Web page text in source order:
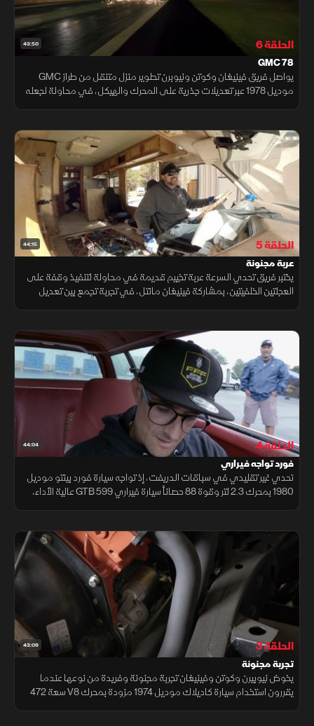
43:50 الحلقة 6
GMC 78
يواصل فريق فينيغان وكوتن ونيوبرن تطوير منزل متنقل من طراز GMC
موديل 1978 عبر تعديلات جذرية على المحرك والهيكل، في محاولة لجعله
44:15 الحلقة 5
عربة مجنونة
يختبر فريق تحدي السرعة عربة تخييم قديمة في محاولة لتنفيذ وقفة على
العجلتين الخلفيتين، بمشاركة فينيغان مانتل، في تجربة تجمع بين تعديل
44:04 الحلقة 4
فورد تواجه فيراري
تحدي غير تقليدي في سباقات الدريفت، إذ تواجه سيارة فورد بينتو موديل
1980 بمحرك 2.3 لتر وقوة 88 حصاناً سيارة فيراري 599 GTB عالية الأداء،
43:09 الحلقة 3
تجربة مجنونة
يخوض نيوبيرن وكوتن وفينيغان تجربة مجنونة وفريدة من نوعها عندما
يقررون استخدام سيارة كاديلاك موديل 1974 مزودة بمحرك V8 سعة 472